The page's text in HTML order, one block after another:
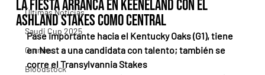
Últimas Noticias
Saudi Cup 2025
Carreras
Bloodstock
La fiesta arranca en Keeneland con el
Ashland Stakes como central
Pase importante hacia el Kentucky Oaks (G1), tiene
en Nest a una candidata con talento; también se
corre el Transylvannia Stakes